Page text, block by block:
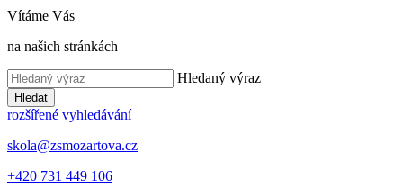
Vítáme Vás
na našich stránkách
Hledaný výraz
Hledat
rozšířené vyhledávání
skola@zsmozartova.cz
+420 731 449 106